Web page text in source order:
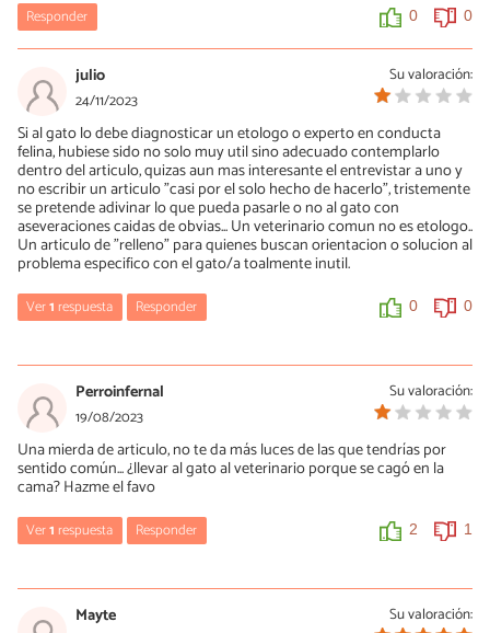
Responder 0 0
Su valoración:
julio
24/11/2023
Si al gato lo debe diagnosticar un etologo o experto en conducta
felina, hubiese sido no solo muy util sino adecuado contemplarlo
dentro del articulo, quizas aun mas interesante el entrevistar a uno y
no escribir un articulo "casi por el solo hecho de hacerlo", tristemente
se pretende adivinar lo que pueda pasarle o no al gato con
aseveraciones caidas de obvias... Un veterinario comun no es etologo..
Un articulo de "relleno" para quienes buscan orientacion o solucion al
problema especifico con el gato/a toalmente inutil.
Ver1respuesta Responder 0 0
24/11/2023
Hola, lo que para ti es obvio ni imaginas para cuántas personas
no lo es. No hacemos entrevistas, solo compartimos información
básica para los cuidadores. Por cierto, entrevistar a un etólogo
(nadie dice que todos los veterinarios lo sean) no va a solucionar
las conductas que cada ejemplar tenga en su casa. Hay que ir a
Su valoración:
Perroinfernal
19/08/2023
Una mierda de articulo, no te da más luces de las que tendrías por
sentido común... ¿llevar al gato al veterinario porque se cagó en la
cama? Hazme el favo
Ver1respuesta Responder 2 1
21/08/2023 Su valoración:
Mayte